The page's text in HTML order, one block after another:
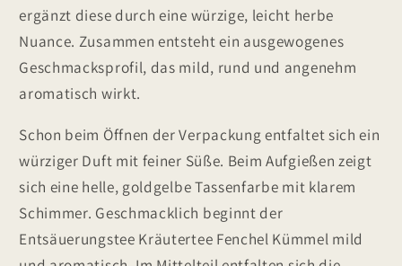
ergänzt diese durch eine würzige, leicht herbe
Nuance. Zusammen entsteht ein ausgewogenes
Geschmacksprofil, das mild, rund und angenehm
aromatisch wirkt.
Schon beim Öffnen der Verpackung entfaltet sich ein
würziger Duft mit feiner Süße. Beim Aufgießen zeigt
sich eine helle, goldgelbe Tassenfarbe mit klarem
Schimmer. Geschmacklich beginnt der
Entsäuerungstee Kräutertee Fenchel Kümmel mild